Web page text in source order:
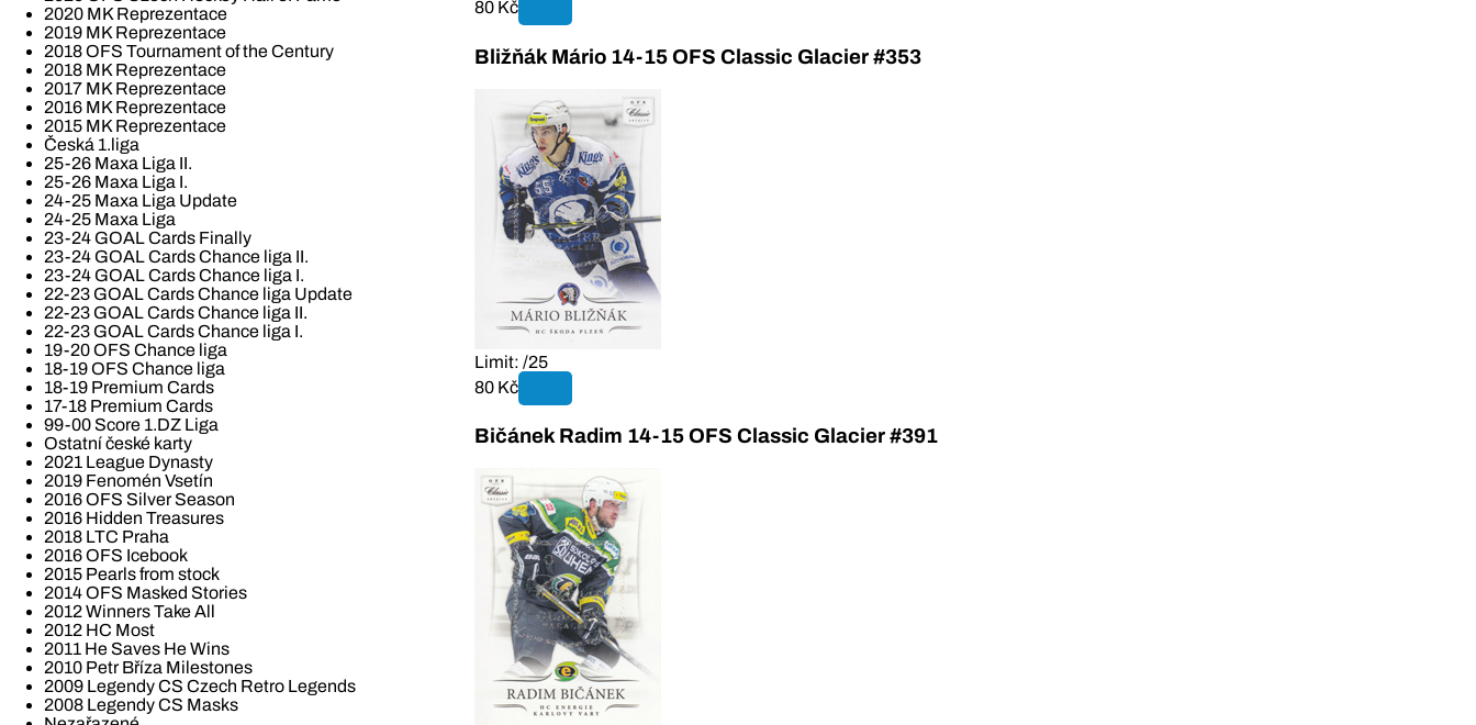
2020 MK Reprezentace
2019 MK Reprezentace
2018 OFS Tournament of the Century
2018 MK Reprezentace
2017 MK Reprezentace
2016 MK Reprezentace
2015 MK Reprezentace
Česká 1.liga
25-26 Maxa Liga II.
25-26 Maxa Liga I.
24-25 Maxa Liga Update
24-25 Maxa Liga
23-24 GOAL Cards Finally
23-24 GOAL Cards Chance liga II.
23-24 GOAL Cards Chance liga I.
22-23 GOAL Cards Chance liga Update
22-23 GOAL Cards Chance liga II.
22-23 GOAL Cards Chance liga I.
19-20 OFS Chance liga
18-19 OFS Chance liga
18-19 Premium Cards
17-18 Premium Cards
99-00 Score 1.DZ Liga
Ostatní české karty
2021 League Dynasty
2019 Fenomén Vsetín
2016 OFS Silver Season
2016 Hidden Treasures
2018 LTC Praha
2016 OFS Icebook
2015 Pearls from stock
2014 OFS Masked Stories
2012 Winners Take All
2012 HC Most
2011 He Saves He Wins
2010 Petr Bříza Milestones
2009 Legendy CS Czech Retro Legends
2008 Legendy CS Masks
80 Kč
Bližňák Mário 14-15 OFS Classic Glacier #353
Limit: /25
80 Kč
Bičánek Radim 14-15 OFS Classic Glacier #391